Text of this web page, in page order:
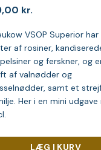
kr.
VSOP Superior har
af rosiner,
og ferskner, og
af valnødder og
samt et
Her i en mini udgave
LÆG I KURV